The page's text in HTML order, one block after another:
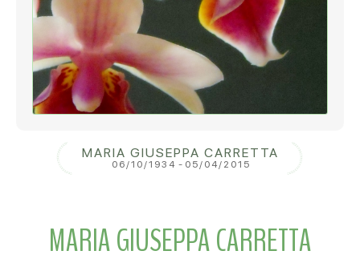
MARIA GIUSEPPA CARRETTA
06/10/1934 - 05/04/2015
MARIA GIUSEPPA CARRETTA